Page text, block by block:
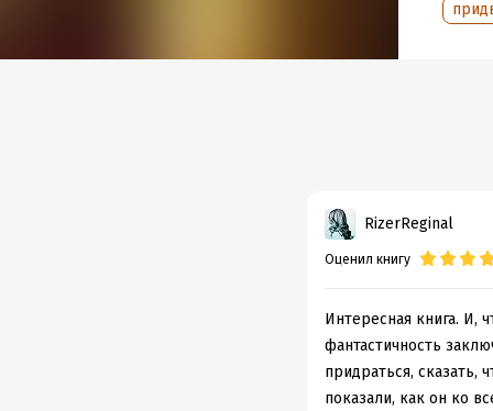
RizerReginal
Оценил книгу
Интересная книга. И,
фантастичность
придраться, сказать,
показали, как он ко